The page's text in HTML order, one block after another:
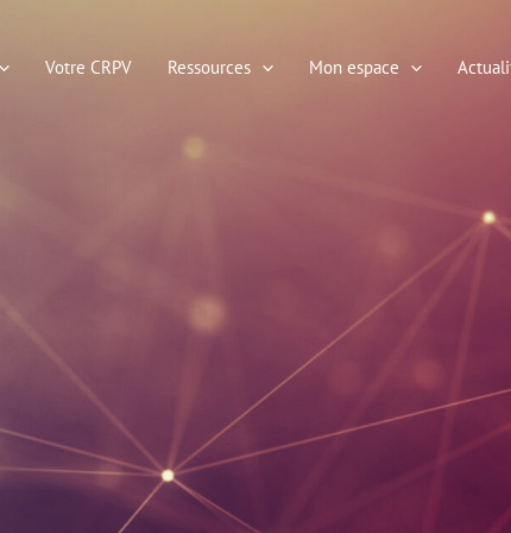
Votre CRPV Ressources Mon espace